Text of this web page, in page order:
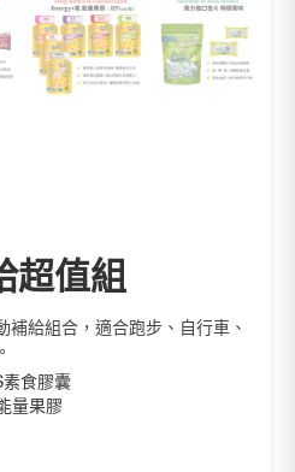
超值組
給組合，適合跑步、自行車、
素食膠囊
量果膠